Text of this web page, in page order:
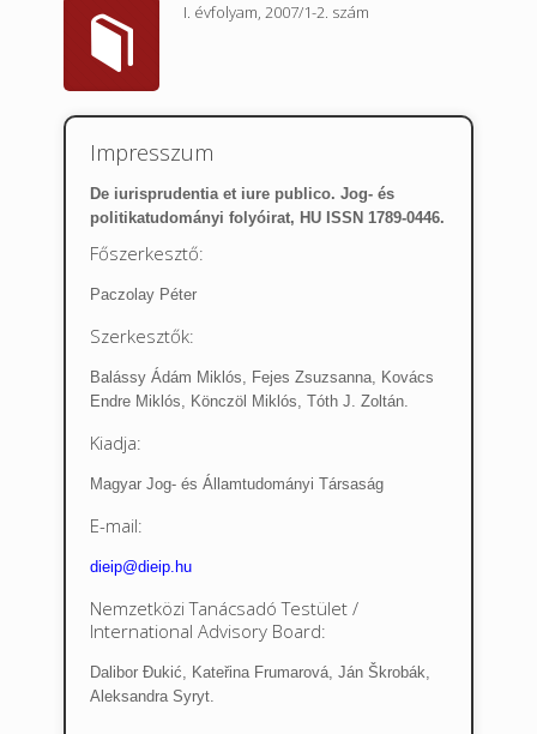
I. évfolyam, 2007/1-2. szám
Impresszum
De iurisprudentia et iure publico. Jog- és
politikatudományi folyóirat, HU ISSN 1789-0446.
Főszerkesztő:
Paczolay Péter
Szerkesztők:
Balássy Ádám Miklós, Fejes Zsuzsanna, Kovács
Endre Miklós, Könczöl Miklós, Tóth J. Zoltán.
Kiadja:
Magyar Jog- és Államtudományi Társaság
E-mail:
dieip@dieip.hu
Nemzetközi Tanácsadó Testület /
International Advisory Board:
Dalibor Đukić, Kateřina Frumarová, Ján Škrobák,
Aleksandra Syryt.